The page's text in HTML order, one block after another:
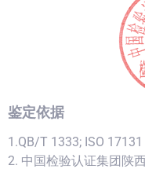
鉴定依据
1.QB/T 1333; ISO 17131
2. 中国检验认证集团陕